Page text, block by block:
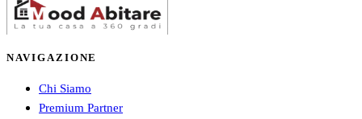
NAVIGAZIONE
Chi Siamo
Premium Partner